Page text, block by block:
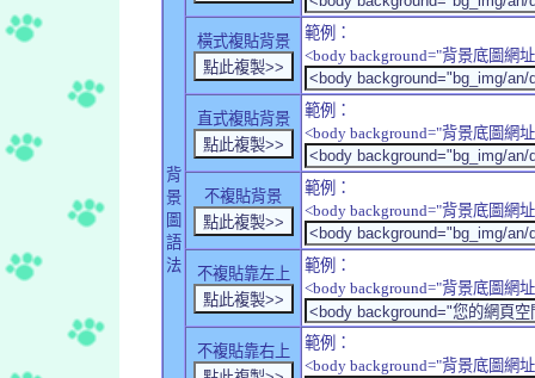
背
景
圖
語
法
橫式複貼背景
範例：
<body background="背景底圖網
直式複貼背景
範例：
<body background="背景底圖網
不複貼背景
範例：
<body background="背景底圖網
不複貼靠左上
範例：
<body background="背景底圖網
不複貼靠右上
範例：
<body background="背景底圖網